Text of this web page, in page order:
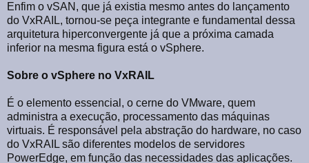
Enfim o vSAN, que já existia mesmo antes do lançamento
do VxRAIL, tornou-se peça integrante e fundamental dessa
arquitetura hiperconvergente já que a próxima camada
inferior na mesma figura está o vSphere.
Sobre o vSphere no VxRAIL
É o elemento essencial, o cerne do VMware, quem
administra a execução, processamento das máquinas
virtuais. É responsável pela abstração do hardware, no caso
do VxRAIL são diferentes modelos de servidores
PowerEdge, em função das necessidades das aplicações.